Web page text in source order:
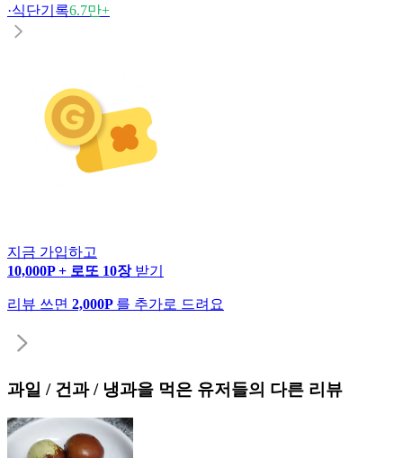
·식단기록6.7만+
지금 가입하고
10,000P + 로또 10장 받기
리뷰 쓰면 2,000P 를 추가로 드려요
과일 / 건과 / 냉과을 먹은 유저들의 다른 리뷰